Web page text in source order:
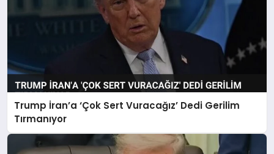
Trump İran’a ‘Çok Sert Vuracağız’ Dedi Gerilim
Tırmanıyor